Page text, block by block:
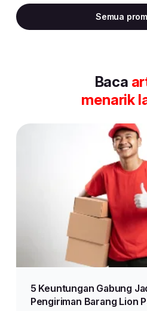
2
of
Semua
Baca
menarik
5 Keuntungan Gabung
Pengiriman Barang Lion